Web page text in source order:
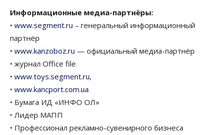
Информационные медиа-партнёры:
• www.segment.ru – генеральный информационный
партнёр
• www.kanzoboz.ru — официальный медиа-партнёр
• журнал Office file
• www.toys.segment.ru,
• www.kancport.com.ua
• Бумага ИД «ИНФО ОЛ»
• Лидер МАПП
• Профессионал рекламно-сувенирного бизнеса